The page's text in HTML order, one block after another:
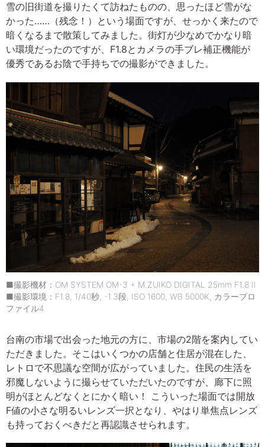
雪の旧街道を撮りたくて訪ねたものの、思ったほど雪がな
かった……（残念！）という場面ですが、せっかく来たので
暗くなるまで散策してみました。街灯が少なめでかなり暗
い環境だったのですが、F1.8とカメラの手ブレ補正機能が
優秀であるお陰で手持ちでの撮影ができました。
■撮影機材：OM SYSTEM OM-3 + M.ZUIKO DIGITAL 25mm F1.8 II
■撮影環境：F1.8, 1/40秒, -1.3段, ISO 1600, WB 5000K, カラープロ
ファイル4
台南の市場で出会った地元の方に、市場の2階を案内してい
ただきました。そこはいくつかの店舗と住居が混在した、
レトロで不思議な空間が広がっていました。住民の生活を
邪魔しないように撮らせていただいたのですが、廊下に照
明がほとんどなくとにかく暗い！ こういった場面では開放
F値の小さな明るいレンズ一択となり、やはり単焦点レンズ
も持っておくべきだと再認識させられます。